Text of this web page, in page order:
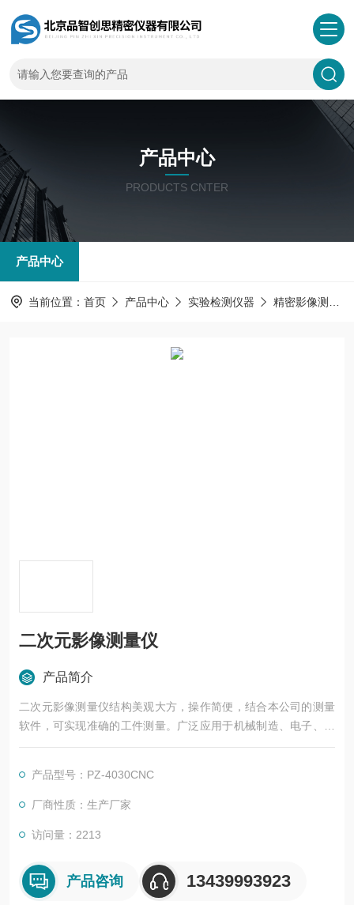
产品中心
PRODUCTS CNTER
产品中心
当前位置： 首页 产品中心 实验检测仪器 精密影像测量仪
二次元影像测量仪
产品简介
二次元影像测量仪结构美观大方，操作简便，结合本公司的测量
软件，可实现准确的工件测量。广泛应用于机械制造、电子、汽
车、五金、塑料、模具等行业，可以对工件尺寸、形状和位置公
务。
产品型号：PZ-4030CNC
厂商性质：生产厂家
访问量：2213
产品咨询 13439993923